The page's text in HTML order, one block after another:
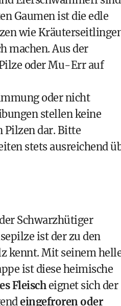
Gaumen ist die edle
wie
machen. Aus der
oder Mu-Err auf
oder nicht
stellen keine
dar. Bitte
stets ausreichend
Schwarzhütiger
ist der zu den
kennt. Mit seinem
ist diese heimische
Fleischeignet sich der
eingefroren oder